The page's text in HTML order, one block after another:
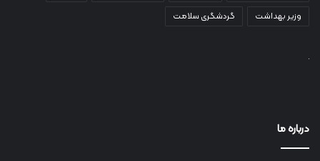
وزیر بهداشت
گردشگری سلامت
درباره ما